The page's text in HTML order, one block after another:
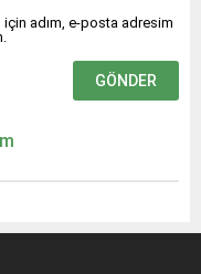
için adım, e-posta adresim